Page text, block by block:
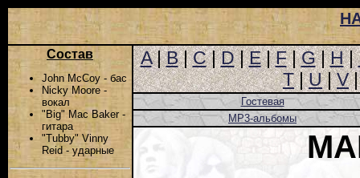
Состав
John McCoy - бас
Nicky Moore -
вокал
"Big" Mac Baker -
гитара
"Tubby" Vinny
Reid - ударные
A|B|C|D|E|F|G|H|
T|U|V
Гостевая
MP3-альбомы